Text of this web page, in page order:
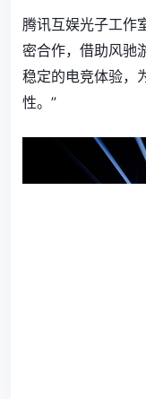
腾讯互娱光子工作
密合作，借助风驰
稳定的电竞体验，
性。”